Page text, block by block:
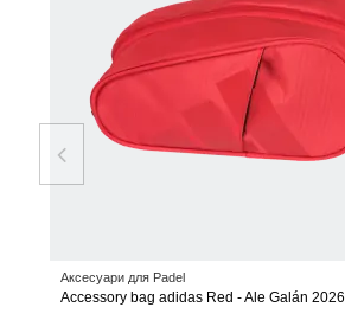
Аксесуари для Padel
Accessory bag adidas Red - Ale Galán 2026